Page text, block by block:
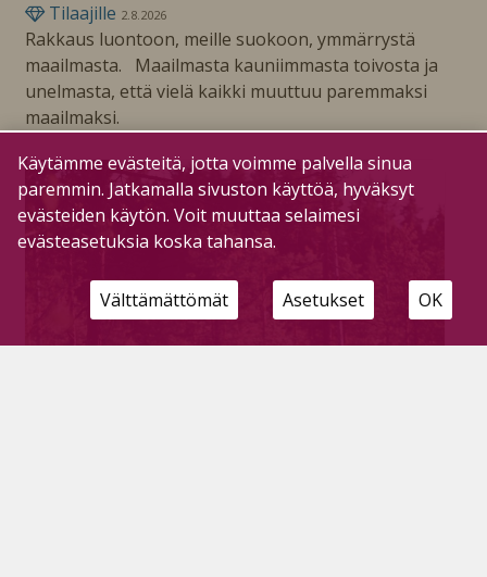
Tilaajille 2.8.2026
Rakkaus luontoon, meille suokoon, ymmärrystä
maailmasta. Maailmasta kauniimmasta toivosta ja
unelmasta, että vielä kaikki muuttuu paremmaksi
maailmaksi.
Käytämme evästeitä, jotta voimme palvella sinua
paremmin. Jatkamalla sivuston käyttöä, hyväksyt
evästeiden käytön. Voit muuttaa selaimesi
evästeasetuksia koska tahansa.
Välttämättömät Asetukset OK